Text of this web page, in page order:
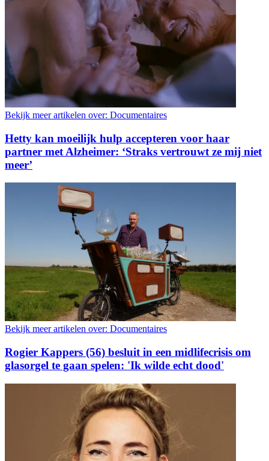
Bekijk meer artikelen over: Documentaires
Hetty kan moeilijk hulp accepteren voor haar
partner met Alzheimer: ‘Straks vertrouwt ze mij niet
meer’
Bekijk meer artikelen over: Documentaires
Rogier Kappers (56) besluit in een midlifecrisis om
glasorgel te gaan spelen: 'Ik wilde echt dood'